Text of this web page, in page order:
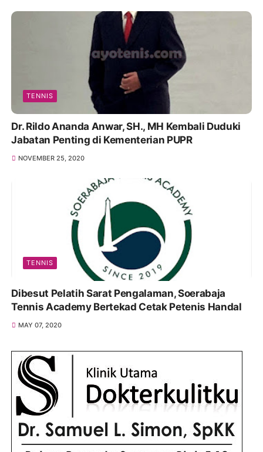
TENNIS
Dr. Rildo Ananda Anwar, SH., MH Kembali Duduki
Jabatan Penting di Kementerian PUPR
NOVEMBER 25, 2020
TENNIS
Dibesut Pelatih Sarat Pengalaman, Soerabaja
Tennis Academy Bertekad Cetak Petenis Handal
MAY 07, 2020